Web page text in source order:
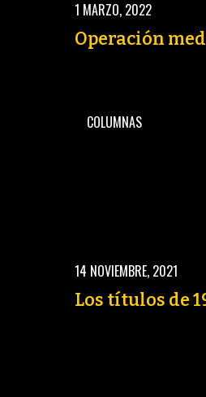
1 MARZO, 2022
Operación
COLUMNAS
14 NOVIEMBRE, 2021
Los títulos de